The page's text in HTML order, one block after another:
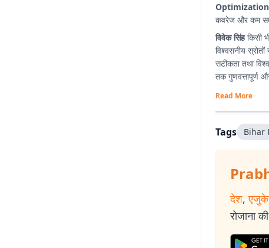
कवरेज और कम
विवेक सिंहकिसी
विश्वसनीय
सटीकता तथा
तक गुणवत्तापूर्ण
Read More
Tags Bihar
देश,
रोजाना